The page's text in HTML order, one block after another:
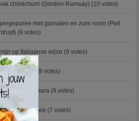
chimichurri (Gordon Ramsay) (10 votes)
met garnalen en zure room (Piet
(9 votes)
op Italiaanse wijze (9 votes)
(8 votes)
carbonara (8 votes)
preisoep (7 votes)
×